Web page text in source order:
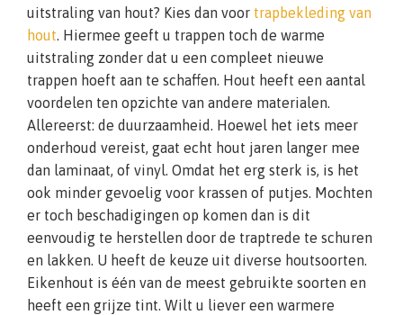
uitstraling van hout? Kies dan voor trapbekleding van
hout. Hiermee geeft u trappen toch de warme
uitstraling zonder dat u een compleet nieuwe
trappen hoeft aan te schaffen. Hout heeft een aantal
voordelen ten opzichte van andere materialen.
Allereerst: de duurzaamheid. Hoewel het iets meer
onderhoud vereist, gaat echt hout jaren langer mee
dan laminaat, of vinyl. Omdat het erg sterk is, is het
ook minder gevoelig voor krassen of putjes. Mochten
er toch beschadigingen op komen dan is dit
eenvoudig te herstellen door de traptrede te schuren
en lakken. U heeft de keuze uit diverse houtsoorten.
Eikenhout is één van de meest gebruikte soorten en
heeft een grijze tint. Wilt u liever een warmere